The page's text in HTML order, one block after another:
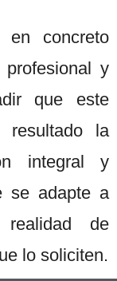
concreto
profesional y
que este
resultado la
integral y
se adapte a
de
lo soliciten.